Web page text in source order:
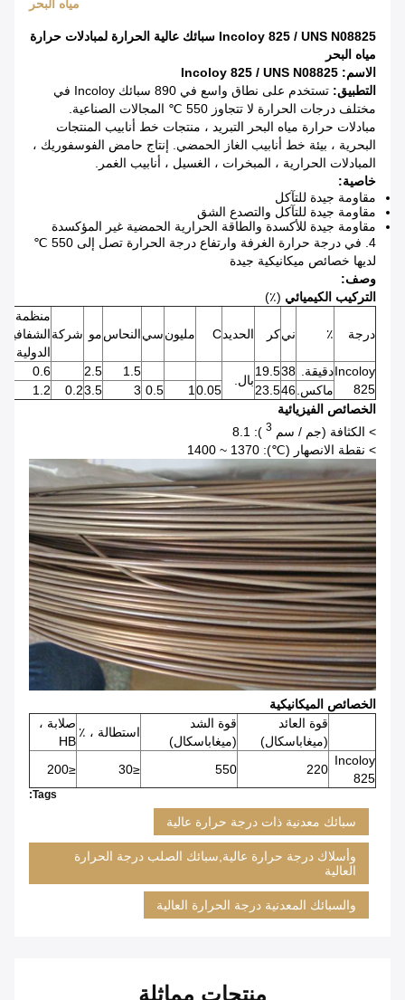
مياه البحر
Incoloy 825 / UNS N08825 سبائك عالية الحرارة لمبادلات حرارة
مياه البحر
الاسم: Incoloy 825 / UNS N08825
التطبيق:
تستخدم على نطاق واسع في 890 سبائك Incoloy في
مختلف درجات الحرارة لا تتجاوز 550 ℃ المجالات الصناعية.
مبادلات حرارة مياه البحر التبريد ، منتجات خط أنابيب المنتجات
البحرية ، بيئة خط أنابيب الغاز الحمضي. إنتاج حامض الفوسفوريك ،
المبادلات الحرارية ، المبخرات ، الغسيل ، أنابيب الغمر.
خاصية:
مقاومة جيدة للتآكل
مقاومة جيدة للتآكل والتصدع الشق
مقاومة جيدة للأكسدة والطاقة الحرارية الحمضية غير المؤكسدة
4. في درجة حرارة الغرفة وارتفاع درجة الحرارة تصل إلى 550 ℃
لديها خصائص ميكانيكية جيدة
وصف:
التركيب الكيميائي (٪)
درجة ٪ نيكر الحديدC مليونسيالنحاسمو شركة
منظمة
الشفافية
الدولية
Incoloy
825
دقيقة. 38
19.5
بال.
1.5
2.5
0.6
ماكس.46
23.5
0.05
1
0.5
3
3.5
0.2
1.2
الخصائص الفيزيائية
> الكثافة (جم / سم 3
): 8.1
> نقطة الانصهار (℃): 1370 ~ 1400
الخصائص الميكانيكية
قوة العائد
(ميغاباسكال)
قوة الشد
(ميغاباسكال)
استطالة ، ٪
صلابة ،
HB
Incoloy
825
220
550
≤30
≤200
Tags:
سبائك معدنية ذات درجة حرارة عالية
وأسلاك درجة حرارة عالية,سبائك الصلب درجة الحرارة
العالية
والسبائك المعدنية درجة الحرارة العالية
منتجات مماثلة